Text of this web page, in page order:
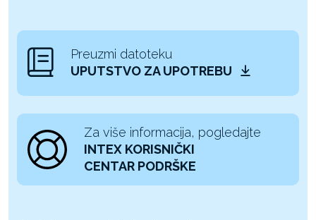
Preuzmi datoteku
UPUTSTVO ZA UPOTREBU
Za više informacija, pogledajte
INTEX KORISNIČKI
CENTAR PODRŠKE